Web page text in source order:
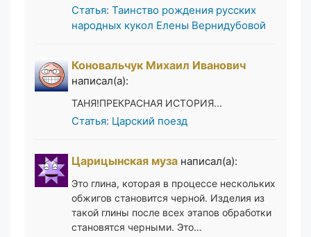
Статья: Таинство рождения русских
народных кукол Елены Вернидубовой
Коновальчук Михаил Иванович
написал(а):
ТАНЯ!ПРЕКРАСНАЯ ИСТОРИЯ...
Статья: Царский поезд
Царицынская муза написал(а):
Это глина, которая в процессе нескольких
обжигов становится черной. Изделия из
такой глины после всех этапов обработки
становятся черными. Это…